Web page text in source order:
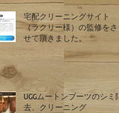
宅配クリーニングサイト
（ラクリー様）の監修をさ
せて頂きました。
UGGムートンブーツのシミ除
去、クリーニング